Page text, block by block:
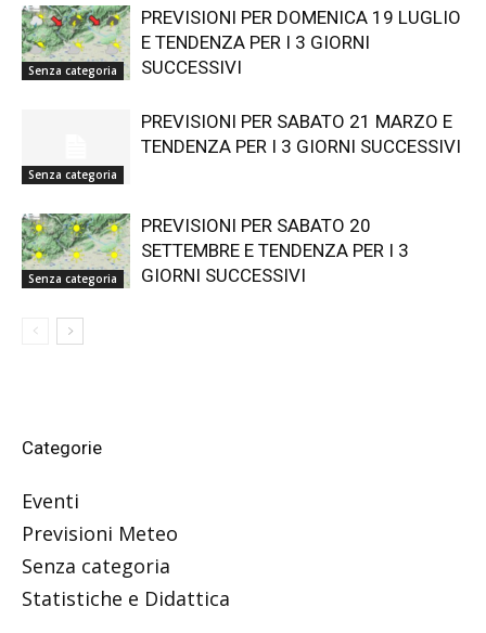
Senza categoria
PREVISIONI PER DOMENICA 19 LUGLIO
E TENDENZA PER I 3 GIORNI
SUCCESSIVI
Senza categoria
PREVISIONI PER SABATO 21 MARZO E
TENDENZA PER I 3 GIORNI SUCCESSIVI
Senza categoria
PREVISIONI PER SABATO 20
SETTEMBRE E TENDENZA PER I 3
GIORNI SUCCESSIVI
Categorie
Eventi
Previsioni Meteo
Senza categoria
Statistiche e Didattica